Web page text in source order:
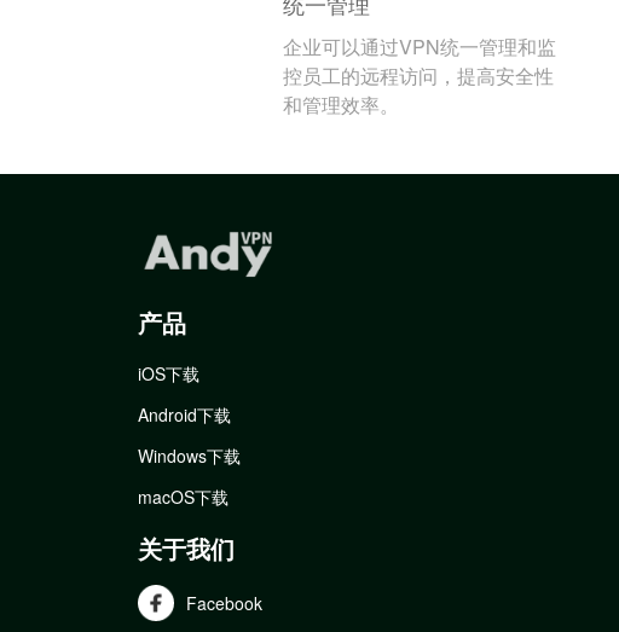
企业可以通过VPN统一管理和监
控员工的远程访问，提高安全性
和管理效率。
产品
iOS下载
Android下载
Windows下载
macOS下载
关于我们
Facebook